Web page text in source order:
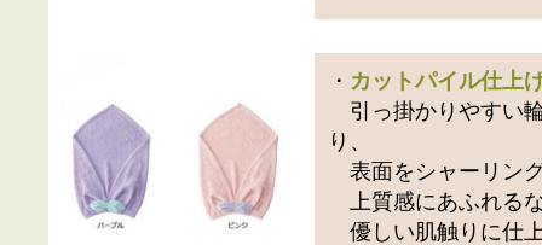
・ カットパイル仕上
引っ掛かりやすい
り、
表面をシャーリン
上質感にあふれる
優しい肌触りに仕